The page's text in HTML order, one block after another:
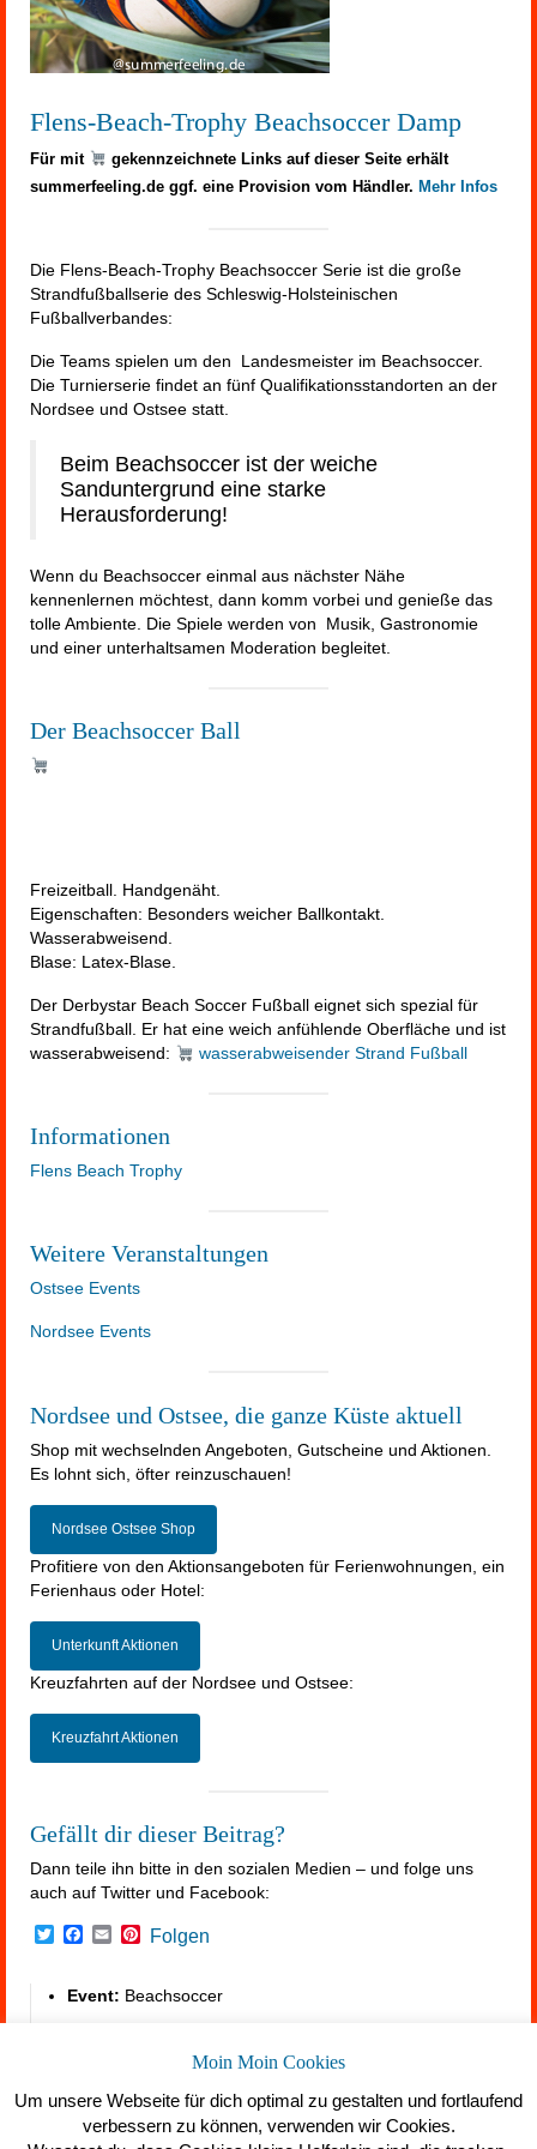
Flens-Beach-Trophy Beachsoccer Damp
Für mit
gekennzeichnete Links auf dieser Seite erhält
summerfeeling.de ggf. eine Provision vom Händler. Mehr Infos
Die Flens-Beach-Trophy Beachsoccer Serie ist die große
Strandfußballserie des Schleswig-Holsteinischen
Fußballverbandes:
Die Teams spielen um den Landesmeister im Beachsoccer.
Die Turnierserie findet an fünf Qualifikationsstandorten an der
Nordsee und Ostsee statt.
Beim Beachsoccer ist der weiche
Sanduntergrund eine starke
Herausforderung!
Wenn du Beachsoccer einmal aus nächster Nähe
kennenlernen möchtest, dann komm vorbei und genieße das
tolle Ambiente. Die Spiele werden von Musik, Gastronomie
und einer unterhaltsamen Moderation begleitet.
Der Beachsoccer Ball
Freizeitball. Handgenäht.
Eigenschaften: Besonders weicher Ballkontakt.
Wasserabweisend.
Blase: Latex-Blase.
Der Derbystar Beach Soccer Fußball eignet sich spezial für
Strandfußball. Er hat eine weich anfühlende Oberfläche und ist
wasserabweisend:
wasserabweisender Strand Fußball
Informationen
Flens Beach Trophy
Weitere Veranstaltungen
Ostsee Events
Nordsee Events
Nordsee und Ostsee, die ganze Küste aktuell
Shop mit wechselnden Angeboten, Gutscheine und Aktionen.
Es lohnt sich, öfter reinzuschauen!
Nordsee Ostsee Shop
Profitiere von den Aktionsangeboten für Ferienwohnungen, ein
Ferienhaus oder Hotel:
Unterkunft Aktionen
Kreuzfahrten auf der Nordsee und Ostsee:
Kreuzfahrt Aktionen
Gefällt dir dieser Beitrag?
Dann teile ihn bitte in den sozialen Medien – und folge uns
auch auf Twitter und Facebook:
TwitterFacebook
EmailPinterest
Folgen
Event: Beachsoccer
Mai/JuniMoin Moin Cookies
Um unsere Webseite für dich optimal zu gestalten und fortlaufend
verbessern zu können, verwenden wir Cookies.